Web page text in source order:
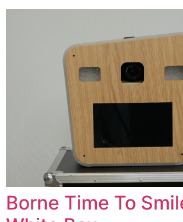
Borne Time To